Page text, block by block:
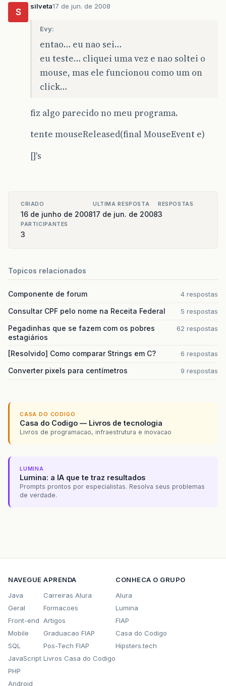
S
silveta17 de jun. de 2008
Evy:
entao… eu nao sei…
eu teste… cliquei uma vez e nao soltei o
mouse, mas ele funcionou como um on
click…
fiz algo parecido no meu programa.
tente mouseReleased(final MouseEvent e)
[]'s
CRIADO
16 de junho de 2008
ULTIMA RESPOSTA
17 de jun. de 2008
RESPOSTAS
3
PARTICIPANTES
3
Topicos relacionados
Componente de forum 4 respostas
Consultar CPF pelo nome na Receita Federal 5 respostas
Pegadinhas que se fazem com os pobres
estagiários
62 respostas
[Resolvido] Como comparar Strings em C? 6 respostas
Converter pixels para centímetros 9 respostas
CASA DO CODIGO
Casa do Codigo — Livros de tecnologia
Livros de programacao, infraestrutura e inovacao
LUMINA
Lumina: a IA que te traz resultados
Prompts prontos por especialistas. Resolva seus problemas
de verdade.
NAVEGUE
Java
Geral
Front-end
Mobile
SQL
JavaScript
PHP
Android
APRENDA
Carreiras Alura
Formacoes
Artigos
Graduacao FIAP
Pos-Tech FIAP
Livros Casa do Codigo
CONHECA O GRUPO
Alura
Lumina
FIAP
Casa do Codigo
Hipsters.tech